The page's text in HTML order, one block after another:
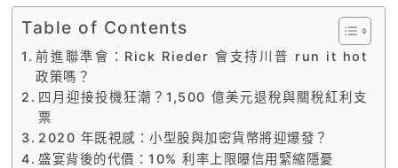
Table of Contents
前進聯準會：Rick Rieder 會支持川普 run it hot
政策嗎？
四月迎接投機狂潮？1,500 億美元退稅與關稅紅利支
票
2020 年既視感：小型股與加密貨幣將迎爆發？
盛宴背後的代價：10% 利率上限曝信用緊縮隱憂